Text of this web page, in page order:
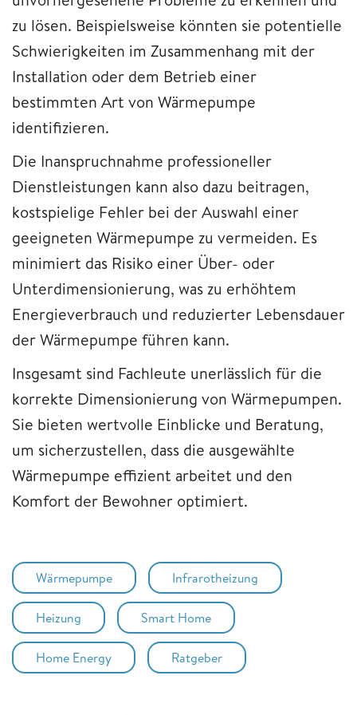
zu lösen. Beispielsweise könnten sie potentielle
Schwierigkeiten im Zusammenhang mit der
Installation oder dem Betrieb einer
bestimmten Art von Wärmepumpe
identifizieren.
Die Inanspruchnahme professioneller
Dienstleistungen kann also dazu beitragen,
kostspielige Fehler bei der Auswahl einer
geeigneten Wärmepumpe zu vermeiden. Es
minimiert das Risiko einer Über- oder
Unterdimensionierung, was zu erhöhtem
Energieverbrauch und reduzierter Lebensdauer
der Wärmepumpe führen kann.
Insgesamt sind Fachleute unerlässlich für die
korrekte Dimensionierung von Wärmepumpen.
Sie bieten wertvolle Einblicke und Beratung,
um sicherzustellen, dass die ausgewählte
Wärmepumpe effizient arbeitet und den
Komfort der Bewohner optimiert.
Wärmepumpe Infrarotheizung
Heizung Smart Home
Home Energy Ratgeber